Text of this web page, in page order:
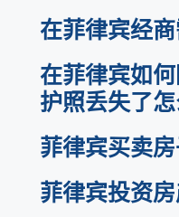
在菲律宾经
在菲律宾如
护照丢失了
菲律宾买卖
菲律宾投资